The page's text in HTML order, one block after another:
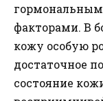
факторами. В
кожу особую
достаточное
состояние